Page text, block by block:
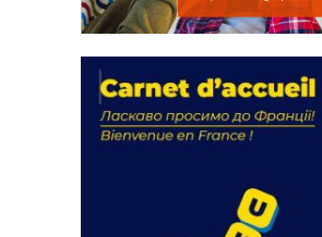
actions
18 septembre 2023
FEUILLETER